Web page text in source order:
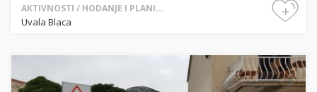
AKTIVNOSTI / HODANJE I PLANI...
Uvala Blaca
+